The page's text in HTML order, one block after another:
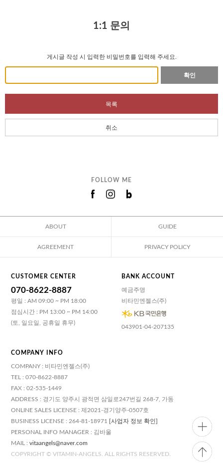
1:1 문의
게시글 작성 시 입력한 비밀번호를 입력해 주세요.
확인
목록
취소
FOLLOW ME
ABOUT GUIDE
AGREEMENT PRIVACY POLICY
CUSTOMER CENTER
070-8622-8887
평일 : AM 09:00 ~ PM 18:00
점심시간 : PM 13:00 ~ PM 14:00
(토, 일요일, 공휴일 휴무)
BANK ACCOUNT
예금주명
비타민엔젤스(주)
043901-04-207135
COMPANY INFO
COMPANY : 비타민엔젤스(주)
TEL : 070-8622-8887
FAX : 02-535-1449
ADDRESS : 경기도 양주시 광적면 삼일로247번길 268-7, 가동
ONLINE SALES LICENSE : 제2021-경기양주-0507호
BUSINESS LICENSE : 264-81-18971 [사업자 정보 확인]
PERSONAL INFO MANAGER : 김바울
MAIL :vitaangels@naver.com
COPYRIGHT © VITAMIN-ANGELS. ALL RIGHTS RESERVED.